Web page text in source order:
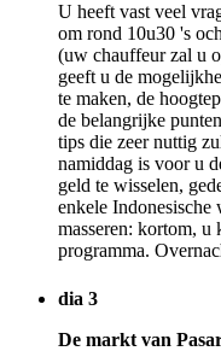
U heeft vast veel
om rond 10u30 's
(uw chauffeur zal u
geeft u de
te maken, de
de belangrijke
tips die zeer nuttig
namiddag is voor u
geld te wisselen,
enkele Indonesische
masseren: kortom,
programma.
dia 3
De markt van